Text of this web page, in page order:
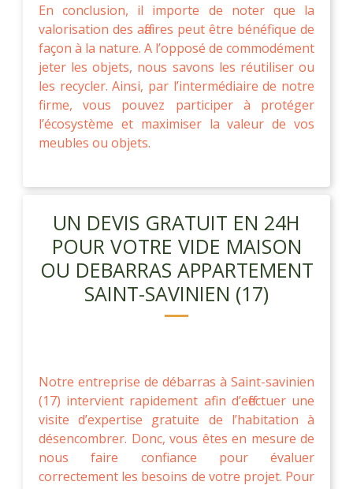
En conclusion, il importe de noter que la
valorisation des affaires peut être bénéfique de
façon à la nature. A l’opposé de commodément
jeter les objets, nous savons les réutiliser ou
les recycler. Ainsi, par l’intermédiaire de notre
firme, vous pouvez participer à protéger
l’écosystème et maximiser la valeur de vos
meubles ou objets.
UN DEVIS GRATUIT EN 24H
POUR VOTRE VIDE MAISON
OU DEBARRAS APPARTEMENT
SAINT-SAVINIEN (17)
Notre entreprise de débarras à Saint-savinien
(17) intervient rapidement afin d’effectuer une
visite d’expertise gratuite de l’habitation à
désencombrer. Donc, vous êtes en mesure de
nous faire confiance pour évaluer
correctement les besoins de votre projet. Pour